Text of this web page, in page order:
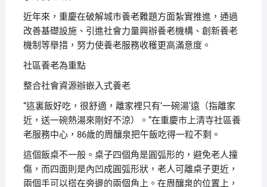
近年來，重慶在破解城市養老難題方面紮實推進，通過
改善基礎設施、引進社會力量興辦養老機構、創新養老
機制等舉措，努力使養老服務收穫更高滿意度。
社區養老為重點
整合社會資源辦嵌入式養老
“這裏飯好吃，很舒適，離家裡只有‘一碗湯’遠（指離家
近，送一碗熱湯來剛好不涼）。”在重慶市上清寺社區養
老服務中心，86歲的周釀泉把午飯吃得一粒不剩。
這個飯桌不一般。桌子四個角是圓弧形的，避免老人撞
傷，而四面則是內凹成圓弧形狀，老人可離桌子更近，
兩個手可以搭在旁邊的兩個角上。在周釀泉的位置上，